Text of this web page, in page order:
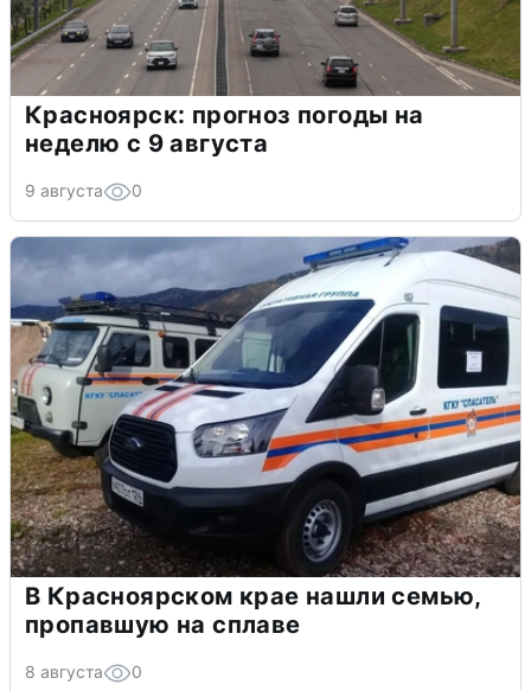
Красноярск: прогноз погоды на
неделю с 9 августа
9 августа 0
В Красноярском крае нашли семью,
пропавшую на сплаве
8 августа 0